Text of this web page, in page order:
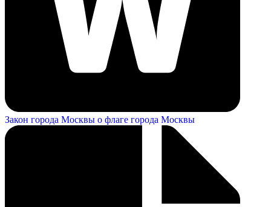
Закон города Москвы о флаге города Москвы